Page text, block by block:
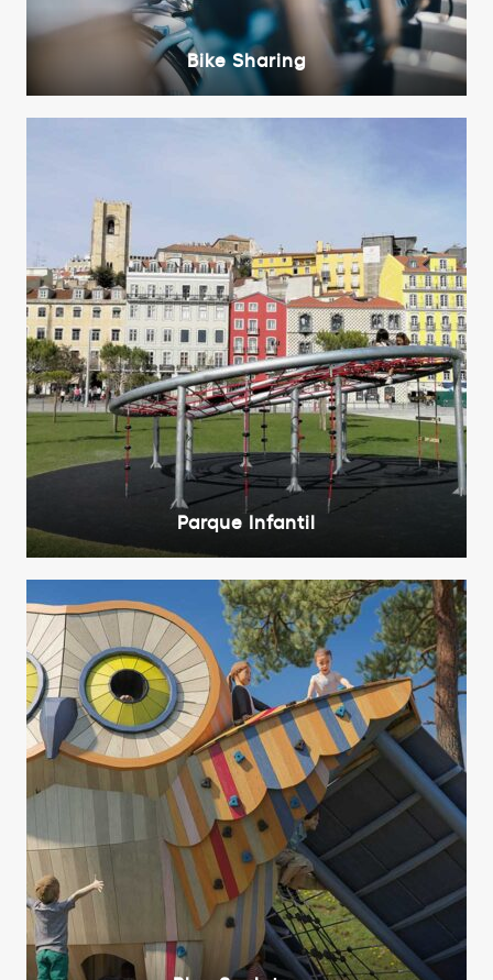
Bike Sharing
Parque Infantil